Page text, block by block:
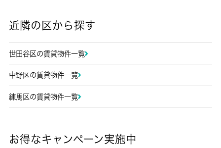
近隣の区から探す
世田谷区の賃貸物件一覧
中野区の賃貸物件一覧
練馬区の賃貸物件一覧
お得なキャンペーン実施中